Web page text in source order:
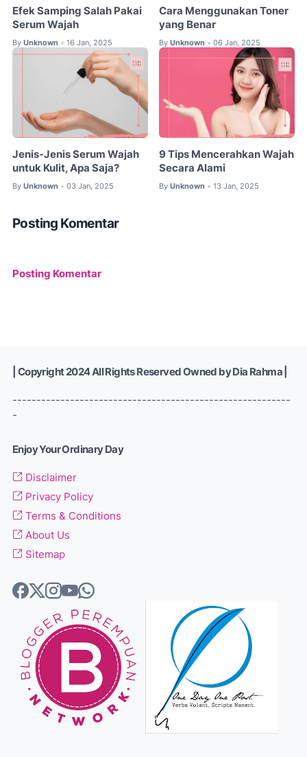
Efek Samping Salah Pakai
Serum Wajah
By Unknown • 16 Jan, 2025
Cara Menggunakan Toner
yang Benar
By Unknown • 06 Jan, 2025
Jenis-Jenis Serum Wajah
untuk Kulit, Apa Saja?
By Unknown • 03 Jan, 2025
9 Tips Mencerahkan Wajah
Secara Alami
By Unknown • 13 Jan, 2025
Posting Komentar
Posting Komentar
| Copyright 2024 All Rights Reserved Owned by Dia Rahma |
----------------------------------------------------------
-
Enjoy Your Ordinary Day
Disclaimer
Privacy Policy
Terms & Conditions
About Us
Sitemap